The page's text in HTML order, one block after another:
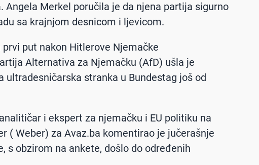
Angela Merkel poručila je da njena partija sigurno
sa krajnjom desnicom i ljevicom.
put nakon Hitlerove Njemačke
Alternativa za Njemačku (AfD) ušla je
ultradesničarska stranka u Bundestag još od
i ekspert za njemačku i EU politiku na
( Weber) za Avaz.ba komentirao je jučerašnje
s obzirom na ankete, došlo do određenih